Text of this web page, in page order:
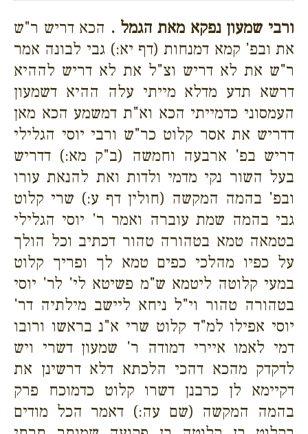
ורבי שמעון נפקא מאת הגמל . הכא דריש ר"ש
את ובפ' קמא דמנחות (דף יא:) גבי לבונה אמר
ר"ש את לא דריש וצ"ל את לא דריש לההיא
דרשא תדע מדלא מייתי עלה ההיא דשמעון
העמסוני כדמייתי הכא וא"ת דמשמע הכא מאן
דדריש את אסר קלוט כר"ש ורבי יוסי הגלילי
דריש בפ' ארבעה וחמשה (ב"ק מא:) דדריש
בעל השור נקי מדמי ולדות ואת להנאת עורו
ובפ' בהמה המקשה (חולין דף ע:) שרי קלוט
גבי בהמה שמת עוברה ואמר ר' יוסי הגלילי
בטמאה טמא בטהורה טהור דכתיב וכל הולך
על כפיו מהלכי כפים טמא לך ופריך קלוט
במעי קלוטה ליטמא ש"מ פשיטא לי' לר' יוסי
בטהורה טהור וי"ל ניחא ליישב מילתיה דר'
יוסי אפילו למ"ד קלוט שרי א"נ בראשו ורובו
דמי לאמו איירי דמודה ר' שמעון דשרי ויש
לדקדק מהכא דהכי הלכתא דלא דרשינן את
דקיימא לן כרבנן דשרו קלוט כדמוכח פרק
בהמה המקשה (שם עה:) דאמר הכל מודים